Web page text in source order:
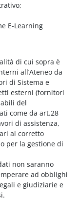
E-Learning
di cui sopra è
all’Ateneo da
di Sistema e
esterni (fornitori
del
come da art.28
di assistenza,
al corretto
per la gestione di
non saranno
ad obblighi
e giudiziarie e